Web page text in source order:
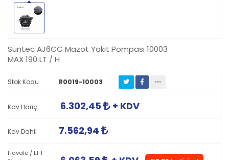
Suntec AJ6CC Mazot Yakıt Pompası 10003
MAX 190 LT / H
Stok Kodu R0019-10003
Kdv Hariç 6.302,45 + KDV
Kdv Dahil 7.562,94
Havale / EFT